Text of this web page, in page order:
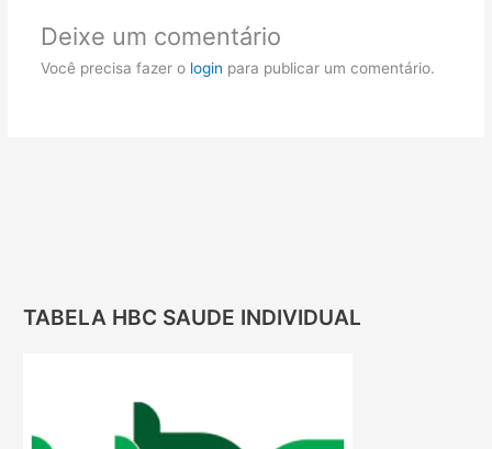
Deixe um comentário
Você precisa fazer o login para publicar um comentário.
TABELA HBC SAUDE INDIVIDUAL